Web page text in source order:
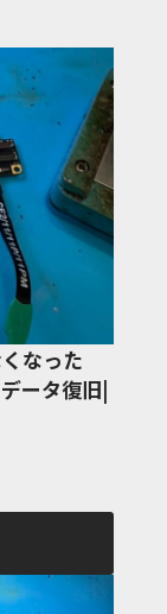
なった
ータ復旧|